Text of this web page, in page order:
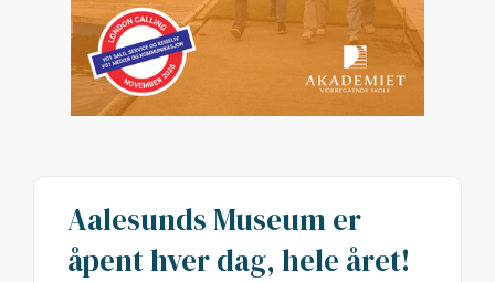
Aalesunds Museum er
åpent hver dag, hele året!